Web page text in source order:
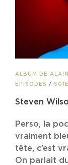
CAT
LINKS
ALBUM DE ALAIN
ÉPISODES /
Steven
Perso, la
vraiment
tête, c’est
On parlait